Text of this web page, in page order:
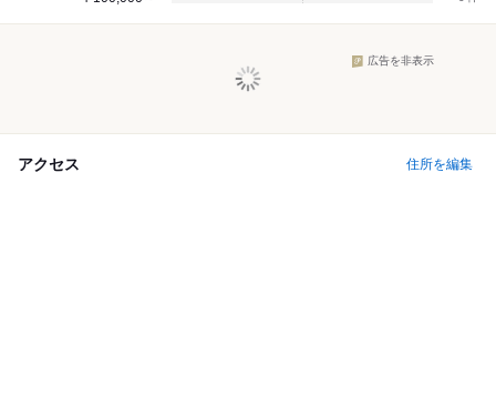
広告を非表示
アクセス 住所を編集